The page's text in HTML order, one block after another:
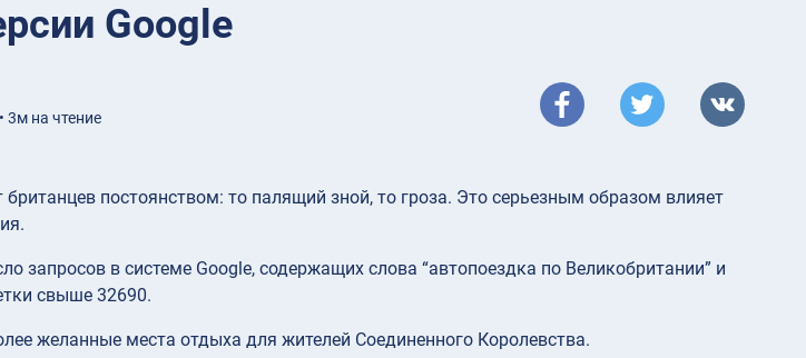
Google
3м на чтение
британцев постоянством: то палящий зной, то гроза. Это серьезным образом влияет
запросов в системе Google, содержащих слова “автопоездка по Великобритании” и
свыше 32690.
желанные места отдыха для жителей Соединенного Королевства.